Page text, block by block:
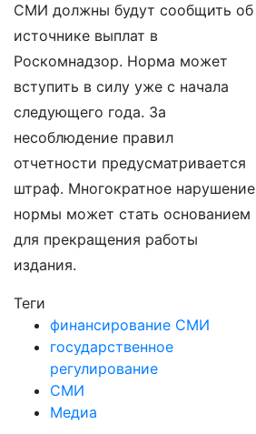
СМИ должны будут сообщить об
источнике выплат в
Роскомнадзор. Норма может
вступить в силу уже с начала
следующего года. За
несоблюдение правил
отчетности предусматривается
штраф. Многократное нарушение
нормы может стать основанием
для прекращения работы
издания.
Теги
финансирование СМИ
государственное
регулирование
СМИ
Медиа